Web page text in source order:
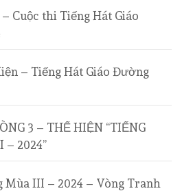
Cuộc thi Tiếng Hát Giáo
– Tiếng Hát Giáo Đường
3 – THỂ HIỆN “TIẾNG
– 2024”
Mùa III – 2024 – Vòng Tranh